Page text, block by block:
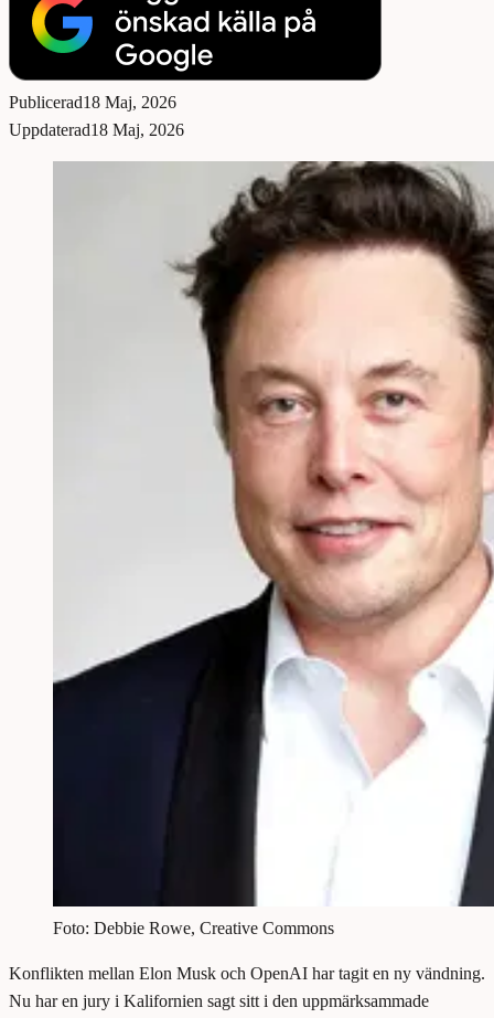
Publicerad18 Maj, 2026
Uppdaterad18 Maj, 2026
Foto: Debbie Rowe, Creative Commons
Konflikten mellan Elon Musk och OpenAI har tagit en ny vändning.
Nu har en jury i Kalifornien sagt sitt i den uppmärksammade